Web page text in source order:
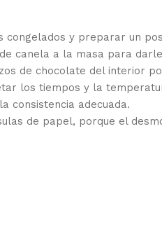
congelados y preparar un
canela a la masa para
de chocolate del interior
los tiempos y la
consistencia adecuada.
de papel, porque el